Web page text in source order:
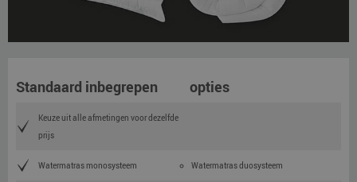
Standaard inbegrepen opties
Keuze uit alle afmetingen voor dezelfde
prijs
Watermatras monosysteem Watermatras duosysteem